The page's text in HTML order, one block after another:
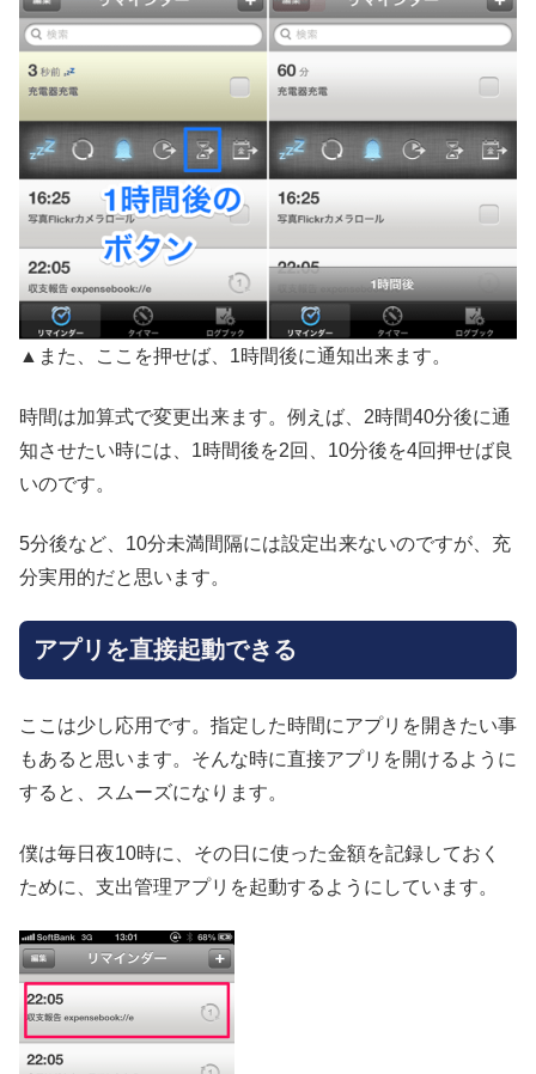
▲また、ここを押せば、1時間後に通知出来ます。
時間は加算式で変更出来ます。例えば、2時間40分後に通
知させたい時には、1時間後を2回、10分後を4回押せば良
いのです。
5分後など、10分未満間隔には設定出来ないのですが、充
分実用的だと思います。
アプリを直接起動できる
ここは少し応用です。指定した時間にアプリを開きたい事
もあると思います。そんな時に直接アプリを開けるように
すると、スムーズになります。
僕は毎日夜10時に、その日に使った金額を記録しておく
ために、支出管理アプリを起動するようにしています。